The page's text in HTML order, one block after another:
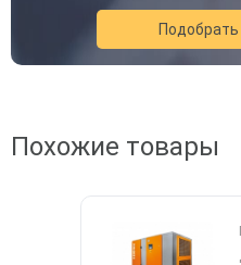
Похожие товары